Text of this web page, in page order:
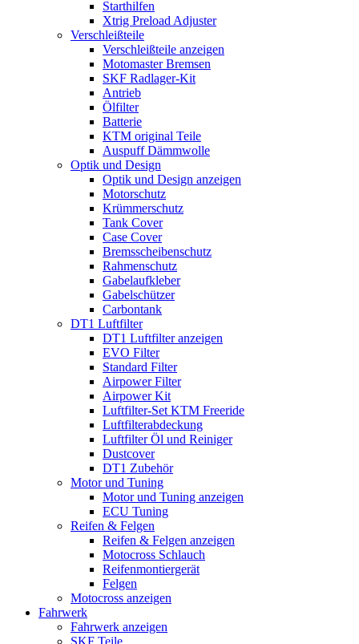
Starthilfen
Xtrig Preload Adjuster
Verschleißteile
Verschleißteile anzeigen
Motomaster Bremsen
SKF Radlager-Kit
Antrieb
Ölfilter
Batterie
KTM original Teile
Auspuff Dämmwolle
Optik und Design
Optik und Design anzeigen
Motorschutz
Krümmerschutz
Tank Cover
Case Cover
Bremsscheibenschutz
Rahmenschutz
Gabelaufkleber
Gabelschützer
Carbontank
DT1 Luftfilter
DT1 Luftfilter anzeigen
EVO Filter
Standard Filter
Airpower Filter
Airpower Kit
Luftfilter-Set KTM Freeride
Luftfilterabdeckung
Luftfilter Öl und Reiniger
Dustcover
DT1 Zubehör
Motor und Tuning
Motor und Tuning anzeigen
ECU Tuning
Reifen & Felgen
Reifen & Felgen anzeigen
Motocross Schlauch
Reifenmontiergerät
Felgen
Motocross anzeigen
Fahrwerk
Fahrwerk anzeigen
SKF Teile